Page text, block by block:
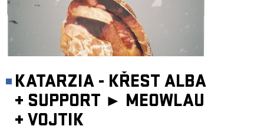
KATARZIA - KŘEST ALBA
+ SUPPORT ► MEOWLAU
+ VOJTIK